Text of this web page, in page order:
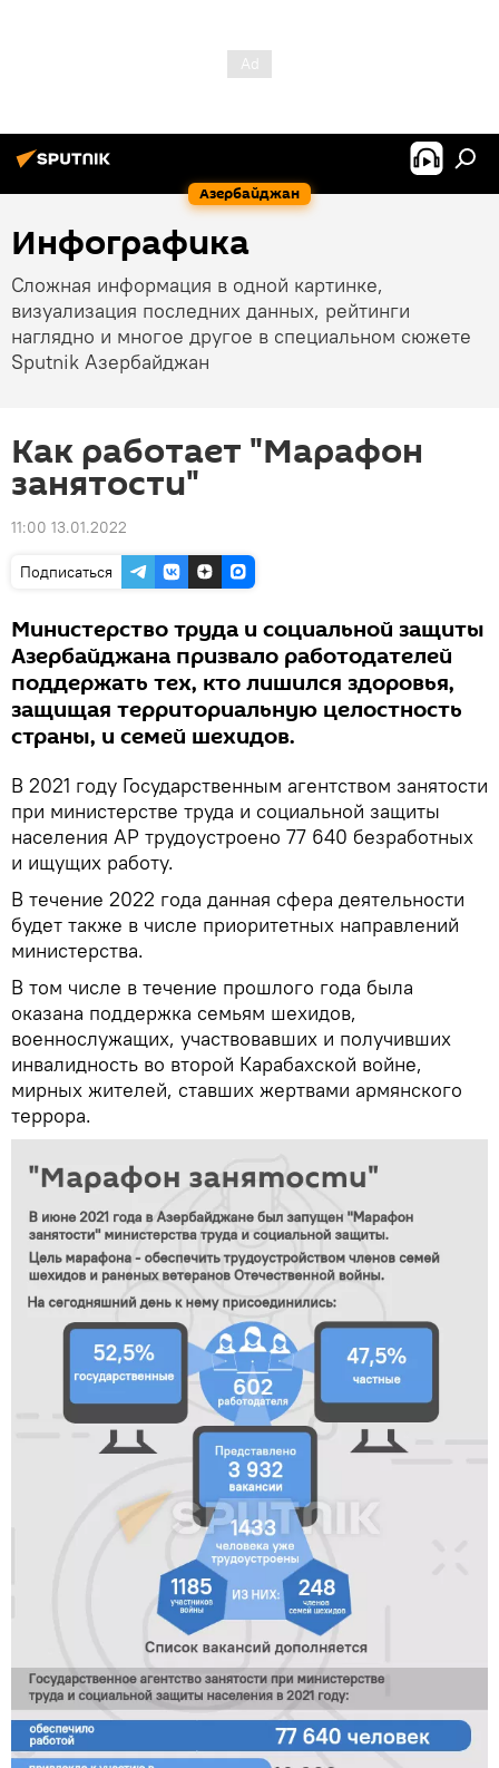
Азербайджан
Инфографика
Сложная информация в одной картинке,
визуализация последних данных, рейтинги
наглядно и многое другое в специальном сюжете
Sputnik Азербайджан
Как работает "Марафон
занятости"
11:00 13.01.2022
Подписаться
Министерство труда и социальной защиты
Азербайджана призвало работодателей
поддержать тех, кто лишился здоровья,
защищая территориальную целостность
страны, и семей шехидов.
В 2021 году Государственным агентством занятости
при министерстве труда и социальной защиты
населения АР трудоустроено 77 640 безработных
и ищущих работу.
В течение 2022 года данная сфера деятельности
будет также в числе приоритетных направлений
министерства.
В том числе в течение прошлого года была
оказана поддержка семьям шехидов,
военнослужащих, участвовавших и получивших
инвалидность во второй Карабахской войне,
мирных жителей, ставших жертвами армянского
террора.